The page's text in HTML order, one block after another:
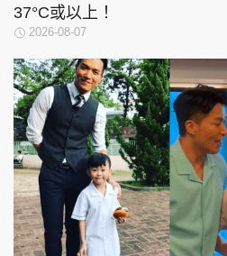
37°C或以上！
2026-08-07